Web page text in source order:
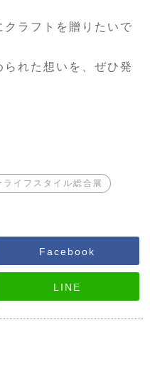
ラフトを贈りたいで
れた想いを、ぜひ発
ライフスタイル総合展
Facebook
LINE